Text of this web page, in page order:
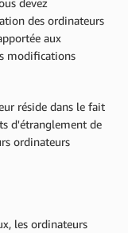
devez
des ordinateurs
aux
modifications
réside dans le fait
d'étranglement de
ordinateurs
les ordinateurs